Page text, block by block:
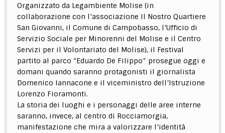
Organizzato da Legambiente Molise (in
collaborazione con l’associazione Il Nostro Quartiere
San Giovanni, il Comune di Campobasso, l’Ufficio di
Servizio Sociale per Minorenni del Molise e il Centro
Servizi per il Volontariato del Molise), il Festival
partito al parco “Eduardo De Filippo” prosegue oggi e
domani quando saranno protagonisti il giornalista
Domenico Iannacone e il viceministro dell’Istruzione
Lorenzo Fioramonti.
La storia dei luoghi e i personaggi delle aree interne
saranno, invece, al centro di Rocciamorgia,
manifestazione che mira a valorizzare l’identità